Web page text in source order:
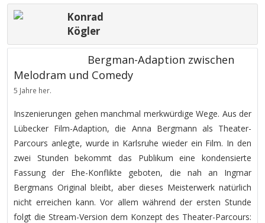
Konrad
Kögler
Bergman-Adaption zwischen
Melodram und Comedy
5 Jahre her.
Inszenierungen gehen manchmal merkwürdige Wege. Aus der
Lübecker Film-Adaption, die Anna Bergmann als Theater-
Parcours anlegte, wurde in Karlsruhe wieder ein Film. In den
zwei Stunden bekommt das Publikum eine kondensierte
Fassung der Ehe-Konflikte geboten, die nah an Ingmar
Bergmans Original bleibt, aber dieses Meisterwerk natürlich
nicht erreichen kann. Vor allem während der ersten Stunde
folgt die Stream-Version dem Konzept des Theater-Parcours: